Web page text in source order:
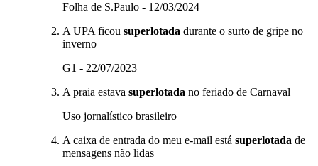
Folha de S.Paulo - 12/03/2024
A UPA ficou superlotada durante o surto de gripe no
inverno
G1 - 22/07/2023
A praia estava superlotada no feriado de Carnaval
Uso jornalístico brasileiro
A caixa de entrada do meu e-mail está superlotada de
mensagens não lidas